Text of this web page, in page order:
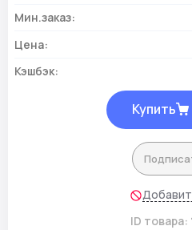
Мин.заказ:
Цена:
Кэшбэк:
Купить
ID товара: